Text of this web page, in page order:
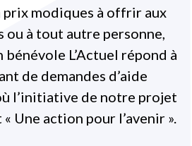
prix modiques à offrir aux
ou à tout autre personne,
bénévole L’Actuel répond à
de demandes d’aide
l’initiative de notre projet
Une action pour l’avenir ».